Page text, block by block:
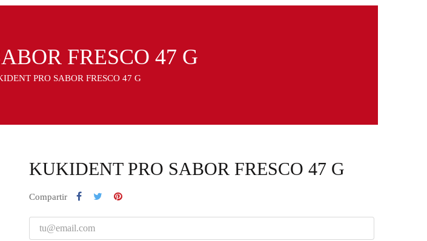
FRESCO 47 G
PRO SABOR FRESCO 47 G
KUKIDENT PRO SABOR FRESCO 47 G
Compartir